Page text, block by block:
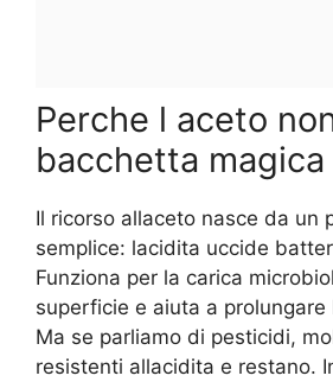
Perche l aceto
bacchetta magica
Il ricorso allaceto nasce da un
semplice: lacidita uccide
Funziona per la carica
superficie e aiuta a
Ma se parliamo di pesticidi,
resistenti allacidita e restano.